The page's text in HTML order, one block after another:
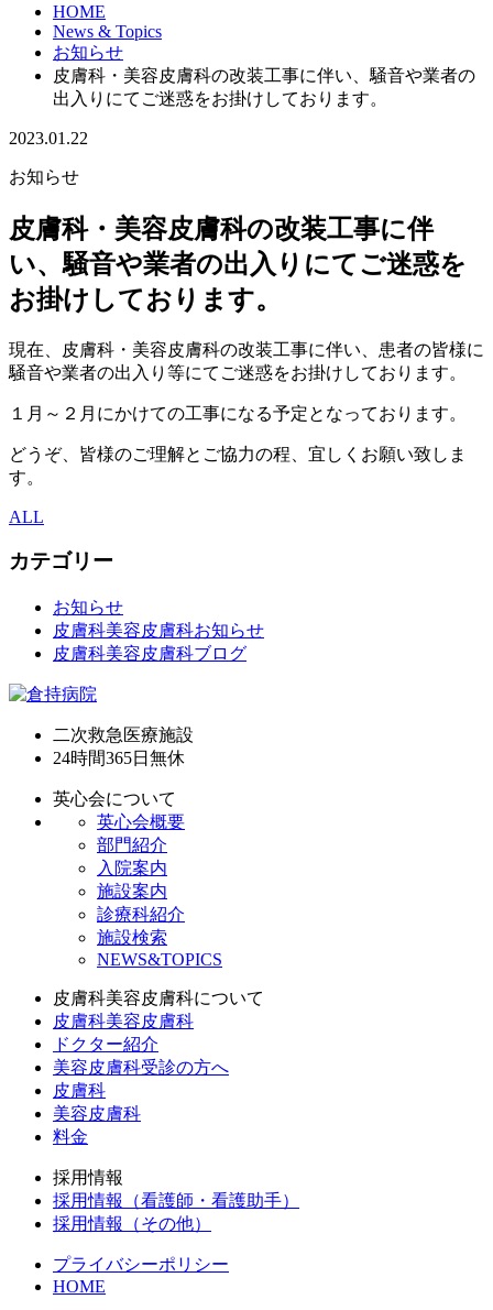
HOME
News & Topics
お知らせ
皮膚科・美容皮膚科の改装工事に伴い、騒音や業者の
出入りにてご迷惑をお掛けしております。
2023.01.22
お知らせ
皮膚科・美容皮膚科の改装工事に伴
い、騒音や業者の出入りにてご迷惑を
お掛けしております。
現在、皮膚科・美容皮膚科の改装工事に伴い、患者の皆様に
騒音や業者の出入り等にてご迷惑をお掛けしております。
１月～２月にかけての工事になる予定となっております。
どうぞ、皆様のご理解とご協力の程、宜しくお願い致しま
す。
ALL
カテゴリー
お知らせ
皮膚科美容皮膚科お知らせ
皮膚科美容皮膚科ブログ
二次救急医療施設
24時間365日 無休
英心会について
英心会概要
部門紹介
入院案内
施設案内
診療科紹介
施設検索
NEWS&TOPICS
皮膚科美容皮膚科について
皮膚科美容皮膚科
ドクター紹介
美容皮膚科受診の方へ
皮膚科
美容皮膚科
料金
採用情報
採用情報（看護師・看護助手）
採用情報（その他）
プライバシーポリシー
HOME